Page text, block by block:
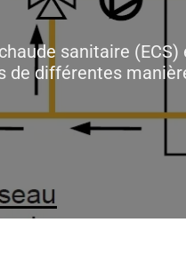
sanitaire
de différentes